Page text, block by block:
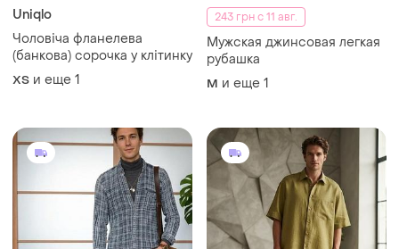
Uniqlo
Чоловіча фланелева
(банкова) сорочка у клітинку
XS и еще 1
243 грн с 11 авг.
Мужская джинсовая легкая
рубашка
M и еще 1